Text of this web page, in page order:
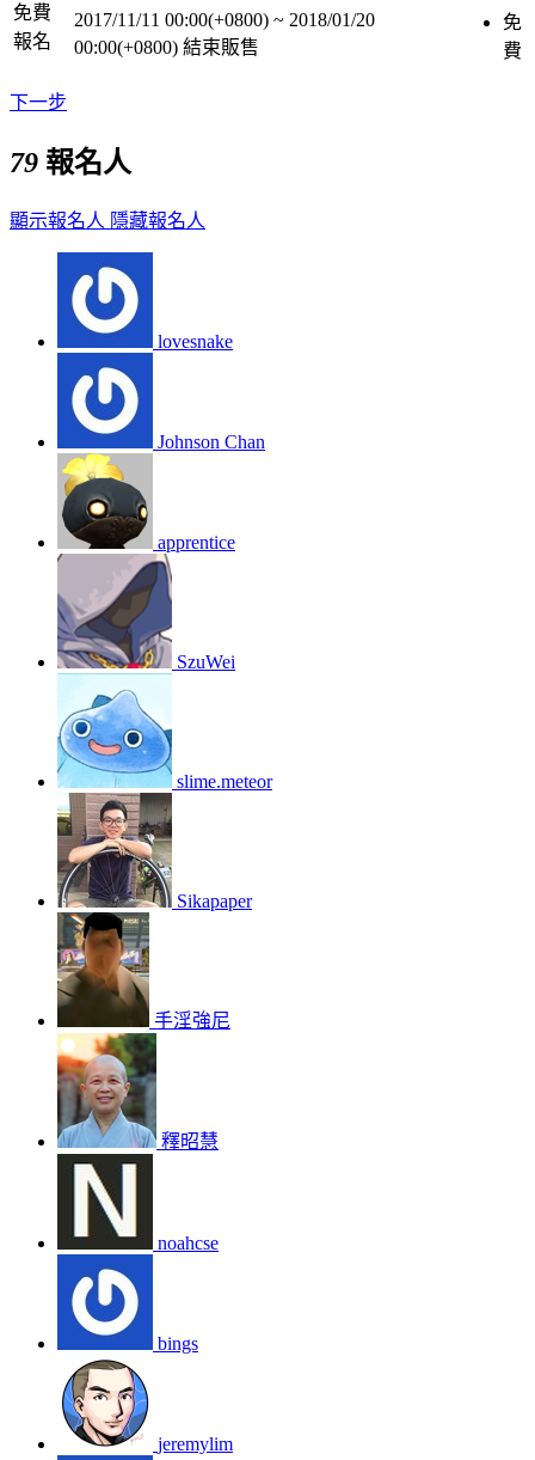
免費
報名
2017/11/11 00:00(+0800) ~ 2018/01/20
00:00(+0800) 結束販售
免
費
下一步
79 報名人
顯示報名人 隱藏報名人
lovesnake
Johnson Chan
apprentice
SzuWei
slime.meteor
Sikapaper
手淫強尼
釋昭慧
noahcse
bings
jeremylim